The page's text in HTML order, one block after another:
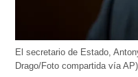
El secretario de Estado,
Drago/Foto compartida vía AP)